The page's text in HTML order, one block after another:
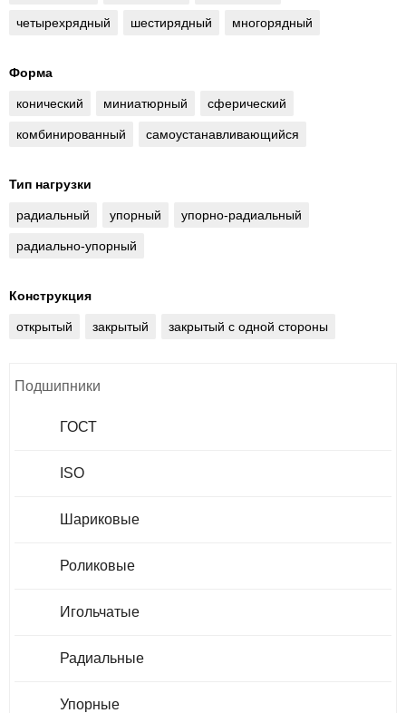
четырехрядный шестирядный многорядный
Форма
конический миниатюрный сферический
комбинированный самоустанавливающийся
Тип нагрузки
радиальный упорный упорно-радиальный
радиально-упорный
Конструкция
открытый закрытый закрытый с одной стороны
Подшипники
ГОСТ
ISO
Шариковые
Роликовые
Игольчатые
Радиальные
Упорные